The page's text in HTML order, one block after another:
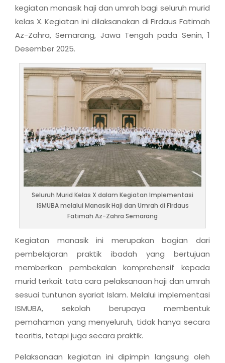
kegiatan manasik haji dan umrah bagi seluruh murid
kelas X. Kegiatan ini dilaksanakan di Firdaus Fatimah
Az-Zahra, Semarang, Jawa Tengah pada Senin, 1
Desember 2025.
Seluruh Murid Kelas X dalam Kegiatan Implementasi
ISMUBA melalui Manasik Haji dan Umrah di Firdaus
Fatimah Az-Zahra Semarang
Kegiatan manasik ini merupakan bagian dari
pembelajaran praktik ibadah yang bertujuan
memberikan pembekalan komprehensif kepada
murid terkait tata cara pelaksanaan haji dan umrah
sesuai tuntunan syariat Islam. Melalui implementasi
ISMUBA, sekolah berupaya membentuk
pemahaman yang menyeluruh, tidak hanya secara
teoritis, tetapi juga secara praktik.
Pelaksanaan kegiatan ini dipimpin langsung oleh